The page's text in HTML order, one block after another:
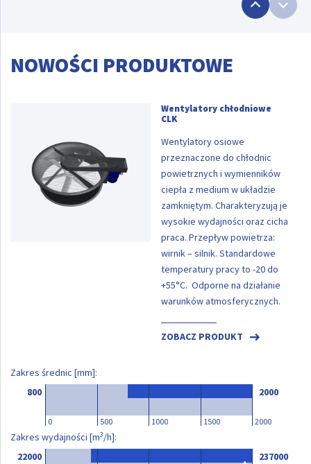
NOWOŚCI PRODUKTOWE
Wentylatory chłodniowe
CLK
Wentylatory osiowe
przeznaczone do chłodnic
powietrznych i wymienników
ciepła z medium w układzie
zamkniętym. Charakteryzują je
wysokie wydajności oraz cicha
praca. Przepływ powietrza:
wirnik – silnik. Standardowe
temperatury pracy to -20 do
+55°C. Odporne na działanie
warunków atmosferycznych.
ZOBACZ PRODUKT
Zakres średnic [mm]:
800
0 500 1000 1500 2000
2000
Zakres wydajności [m3/h]:
22000
237000